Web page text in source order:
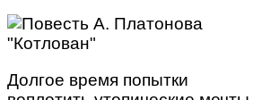
Долгое время попытки